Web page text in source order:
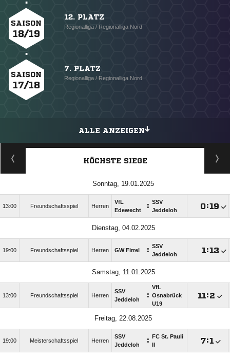
SAISON
18/19
12. PLATZ
Regionalliga / Regionalliga Nord
SAISON
17/18
7. PLATZ
Regionalliga / Regionalliga Nord
ALLE ANZEIGEN
HÖCHSTE SIEGE
Sonntag, 19.01.2025
13:00 Freundschaftsspiel Herren
VfL
Edewecht
: SSV
Jeddeloh
:
Dienstag, 04.02.2025
19:00 Freundschaftsspiel Herren GW Firrel : SSV
Jeddeloh
:
Samstag, 11.01.2025
13:00 Freundschaftsspiel Herren
SSV
Jeddeloh
:
VfL
Osnabrück
U19
:
Freitag, 22.08.2025
19:00 Meisterschaftsspiel Herren
SSV
Jeddeloh
:
FC St. Pauli
: